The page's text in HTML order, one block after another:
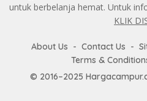
untuk berbelanja hemat. Untuk
KLIK
About Us Contact Us
Terms &
© 2016–2025